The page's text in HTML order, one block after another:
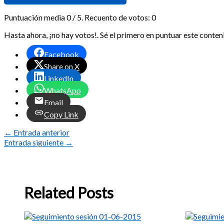
Puntuación media0/ 5. Recuento de votos: 0
Hasta ahora, ¡no hay votos!. Sé el primero en puntuar este
Facebook
Share on X
LinkedIn
WhatsApp
Email
Copy Link
← Entrada anterior
Entrada siguiente →
Related Posts